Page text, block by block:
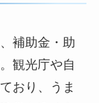
補助金・助
観光庁や自
おり、うま